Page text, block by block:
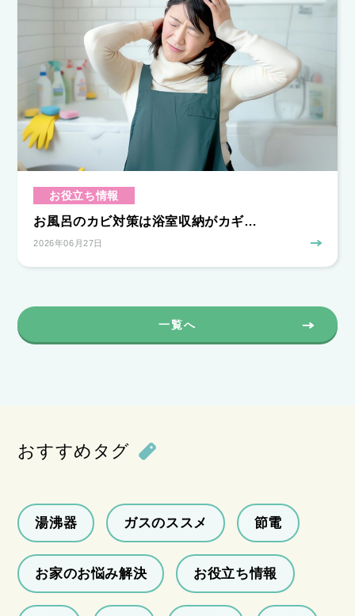
お役立ち情報
お風呂のカビ対策は浴室収納がカギ…
2026年06月27日
一覧へ
おすすめタグ
湯沸器 ガスのススメ 節電
お家のお悩み解決 お役立ち情報